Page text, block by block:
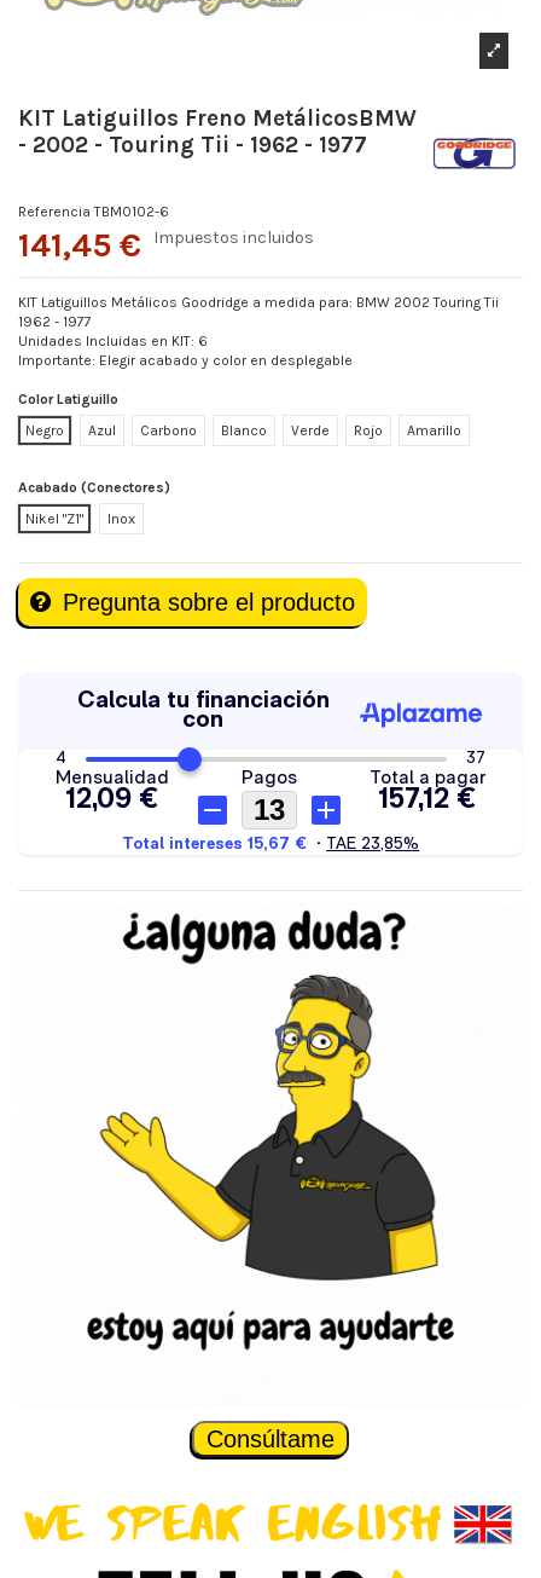
KIT Latiguillos Freno MetálicosBMW
- 2002 - Touring Tii - 1962 - 1977
Referencia TBM0102-6
141,45 € Impuestos incluidos
KIT Latiguillos Metálicos Goodridge a medida para: BMW 2002 Touring Tii
1962 - 1977
Unidades Incluidas en KIT: 6
Importante: Elegir acabado y color en desplegable
Color Latiguillo
Negro
Azul Carbono Blanco Verde Rojo Amarillo
Acabado (Conectores)
Nikel "Z1"
Inox
Pregunta sobre el producto
Consúltame